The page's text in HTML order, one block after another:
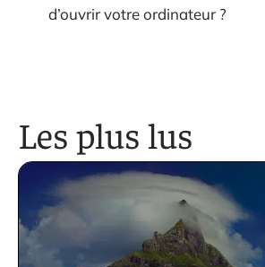
d’ouvrir votre ordinateur ?
Les plus lus